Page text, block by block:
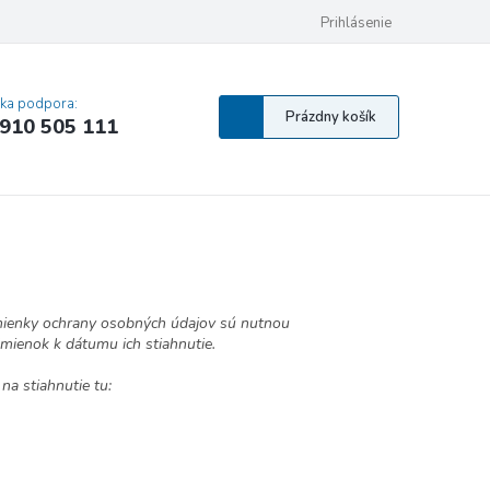
Vyhlásenie o prístupnosti
Prihlásenie
podpora:
505 111
Nákupný
košík
Prázdny košík
ochrany osobných údajov sú nutnou
k dátumu ich stiahnutie.
stiahnutie tu: